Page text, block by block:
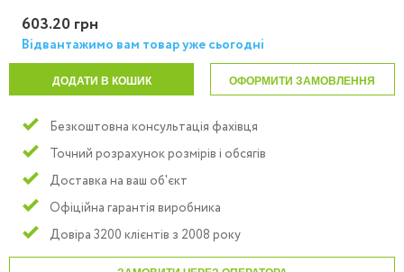
603.20 грн
Відвантажимо вам товар уже сьогодні
ДОДАТИ В КОШИК ОФОРМИТИ ЗАМОВЛЕННЯ
Безкоштовна консультація фахівця
Точний розрахунок розмірів і обсягів
Доставка на ваш об'єкт
Офіційна гарантія виробника
Довіра 3200 клієнтів з 2008 року